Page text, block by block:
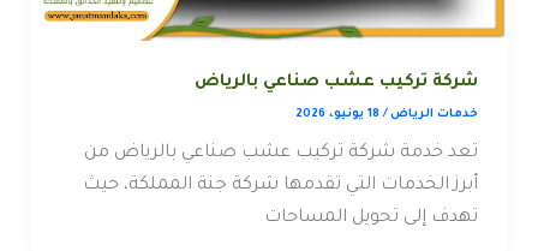
شركة تركيب عشب صناعي بالرياض
خدمات الرياض/ 18 يونيو، 2026
تعد خدمة شركة تركيب عشب صناعي بالرياض من
أبرز الخدمات التي تقدمها شركة جنة المملكة، حيث
تهدف إلى تحويل المساحات